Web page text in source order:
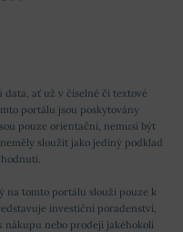
data, ať už v číselné či textové
portálu jsou poskytovány
pouze orientační, nemusí být
sloužit jako jediný podklad
na tomto portálu slouží pouze k
investiční poradenství,
nebo prodeji jakéhokoli